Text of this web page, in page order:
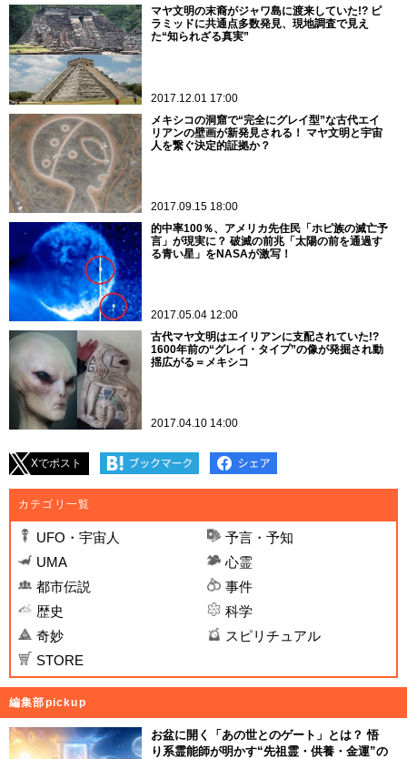
マヤ文明の末裔がジャワ島に渡来していた!? ピ
ラミッドに共通点多数発見、現地調査で見え
た“知られざる真実”
2017.12.01 17:00
メキシコの洞窟で“完全にグレイ型”な古代エイ
リアンの壁画が新発見される！ マヤ文明と宇宙
人を繋ぐ決定的証拠か？
2017.09.15 18:00
的中率100％、アメリカ先住民「ホピ族の滅亡予
言」が現実に？ 破滅の前兆「太陽の前を通過す
る青い星」をNASAが激写！
2017.05.04 12:00
古代マヤ文明はエイリアンに支配されていた!?
1600年前の“グレイ・タイプ”の像が発掘され動
揺広がる＝メキシコ
2017.04.10 14:00
Xでポスト
カテゴリ一覧
UFO・宇宙人
予言・予知
UMA
心霊
都市伝説
事件
歴史
科学
奇妙
スピリチュアル
STORE
編集部pickup
お盆に開く「あの世とのゲート」とは？ 悟
り系霊能師が明かす“先祖霊・供養・金運”の